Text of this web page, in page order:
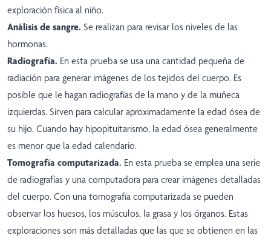
exploración física al niño.
Análisis de sangre. Se realizan para revisar los niveles de las
hormonas.
Radiografía. En esta prueba se usa una cantidad pequeña de
radiación para generar imágenes de los tejidos del cuerpo. Es
posible que le hagan radiografías de la mano y de la muñeca
izquierdas. Sirven para calcular aproximadamente la edad ósea de
su hijo. Cuando hay hipopituitarismo, la edad ósea generalmente
es menor que la edad calendario.
Tomografía computarizada. En esta prueba se emplea una serie
de radiografías y una computadora para crear imágenes detalladas
del cuerpo. Con una tomografía computarizada se pueden
observar los huesos, los músculos, la grasa y los órganos. Estas
exploraciones son más detalladas que las que se obtienen en las